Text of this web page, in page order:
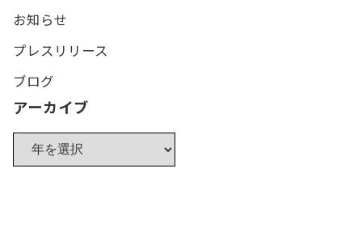
お知らせ
プレスリリース
ブログ
アーカイブ